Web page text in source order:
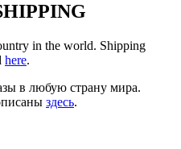
in the world. Shipping
here.
в любую страну мира.
здесь.